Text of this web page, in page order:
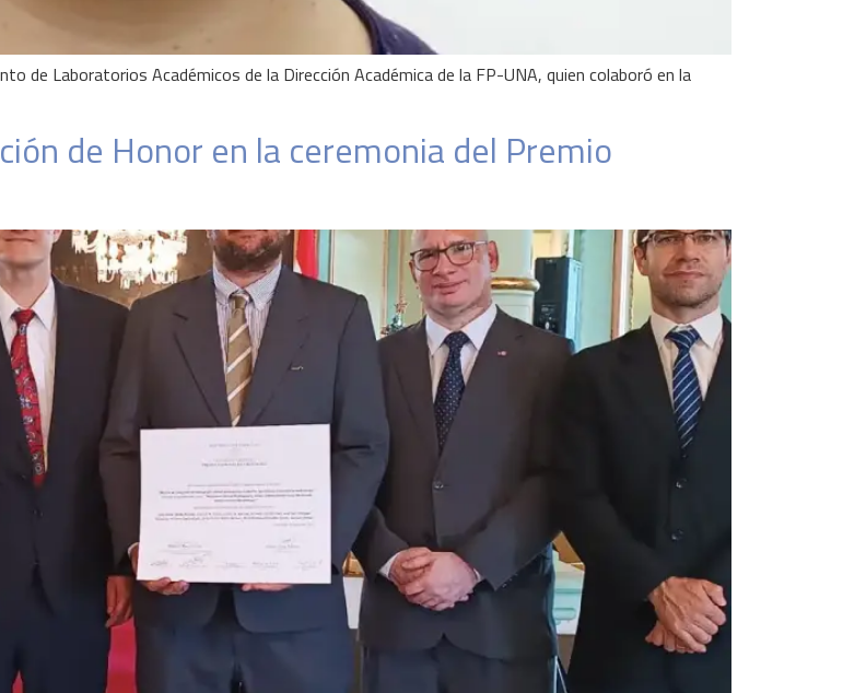
de Laboratorios Académicos de la Dirección Académica de la FP-UNA, quien colaboró en la
de Honor en la ceremonia del Premio